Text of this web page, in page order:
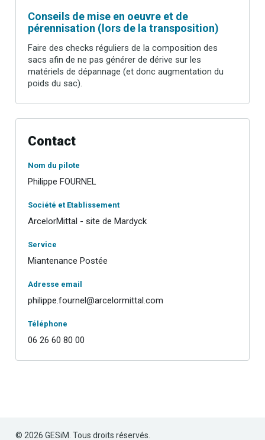
Conseils de mise en oeuvre et de
pérennisation (lors de la transposition)
Faire des checks réguliers de la composition des
sacs afin de ne pas générer de dérive sur les
matériels de dépannage (et donc augmentation du
poids du sac).
Contact
Nom du pilote
Philippe FOURNEL
Société et Etablissement
ArcelorMittal - site de Mardyck
Service
Miantenance Postée
Adresse email
philippe.fournel@arcelormittal.com
Téléphone
06 26 60 80 00
© 2026 GESiM. Tous droits réservés.